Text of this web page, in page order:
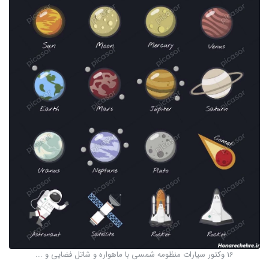
16 وکتور سیارات منظومه شمسی با ماهواره و شاتل فضایی و ...